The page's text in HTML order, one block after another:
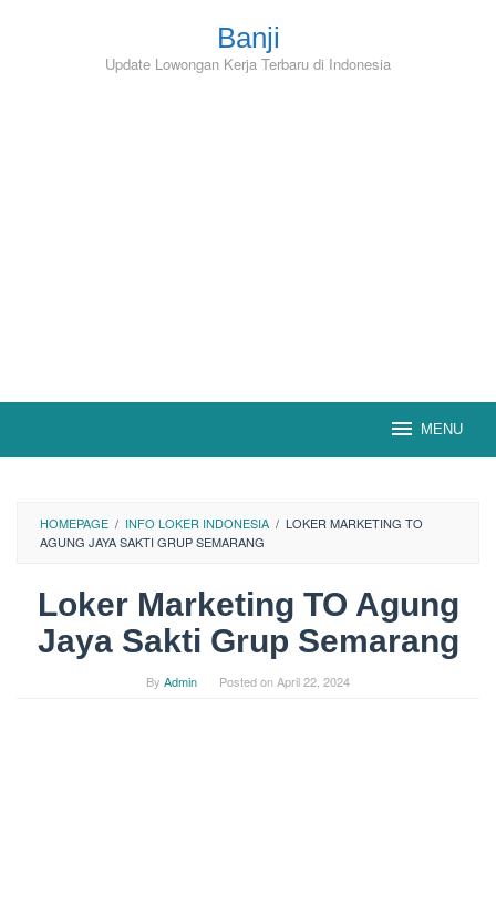
Banji
Update Lowongan Kerja Terbaru di Indonesia
MENU
HOMEPAGE / INFO LOKER INDONESIA / LOKER MARKETING TO
AGUNG JAYA SAKTI GRUP SEMARANG
Loker Marketing TO Agung
Jaya Sakti Grup Semarang
By Admin Posted onApril 22, 2024